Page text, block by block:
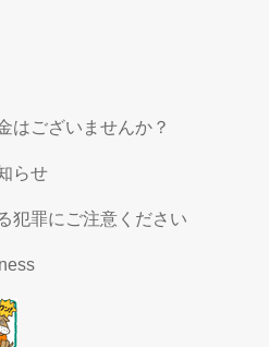
はございませんか？
らせ
犯罪にご注意ください